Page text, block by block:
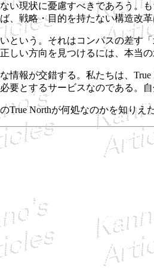
現状に憂慮すべきであろう。
、戦略・目的を持たない構造改
いう。それはコンパスの差す
い方向を見つけるには、本当の
報が交錯する。私たちは、
要とするサービスなのである。
Northが何処なのかを知り